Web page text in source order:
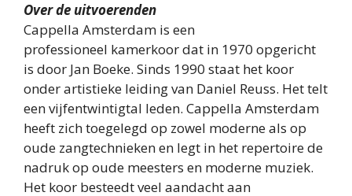
Over de uitvoerenden
Cappella Amsterdam is een
professioneel kamerkoor dat in 1970 opgericht
is door Jan Boeke. Sinds 1990 staat het koor
onder artistieke leiding van Daniel Reuss. Het telt
een vijfentwintigtal leden. Cappella Amsterdam
heeft zich toegelegd op zowel moderne als op
oude zangtechnieken en legt in het repertoire de
nadruk op oude meesters en moderne muziek.
Het koor besteedt veel aandacht aan